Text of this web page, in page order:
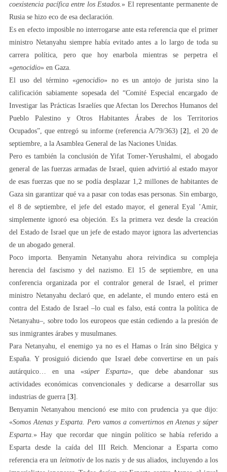
coexistencia pacífica entre los Estados.» El representante permanente de
Rusia se hizo eco de esa declaración.
Es en efecto imposible no interrogarse ante esta referencia que el primer
ministro Netanyahu siempre había evitado antes a lo largo de toda su
carrera política, pero que hoy enarbola mientras se perpetra el
«genocidio» en Gaza.
El uso del término «genocidio» no es un antojo de jurista sino la
calificación sabiamente sopesada del “Comité Especial encargado de
Investigar las Prácticas Israelíes que Afectan los Derechos Humanos del
Pueblo Palestino y Otros Habitantes Árabes de los Territorios
Ocupados”, que entregó su informe (referencia A/79/363) [2], el 20 de
septiembre, a la Asamblea General de las Naciones Unidas.
Pero es también la conclusión de Yifat Tomer-Yerushalmi, el abogado
general de las fuerzas armadas de Israel, quien advirtió al estado mayor
de esas fuerzas que no se podía desplazar 1,2 millones de habitantes de
Gaza sin garantizar qué va a pasar con todas esas personas. Sin embargo,
el 8 de septiembre, el jefe del estado mayor, el general Eyal ’Amir,
simplemente ignoró esa objeción. Es la primera vez desde la creación
del Estado de Israel que un jefe de estado mayor ignora las advertencias
de un abogado general.
Poco importa. Benyamin Netanyahu ahora reivindica su compleja
herencia del fascismo y del nazismo. El 15 de septiembre, en una
conferencia organizada por el contralor general de Israel, el primer
ministro Netanyahu declaró que, en adelante, el mundo entero está en
contra del Estado de Israel –lo cual es falso, está contra la política de
Netanyahu–, sobre todo los europeos que están cediendo a la presión de
sus inmigrantes árabes y musulmanes.
Para Netanyahu, el enemigo ya no es el Hamas o Irán sino Bélgica y
España. Y prosiguió diciendo que Israel debe convertirse en un país
autárquico… en una «súper Esparta», que debe abandonar sus
actividades económicas convencionales y dedicarse a desarrollar sus
industrias de guerra [3].
Benyamin Netanyahou mencionó ese mito con prudencia ya que dijo:
«Somos Atenas y Esparta. Pero vamos a convertirnos en Atenas y súper
Esparta.» Hay que recordar que ningún político se había referido a
Esparta desde la caída del III Reich. Mencionar a Esparta como
referencia era un leitmotivde los nazis y de sus aliados, incluyendo a los